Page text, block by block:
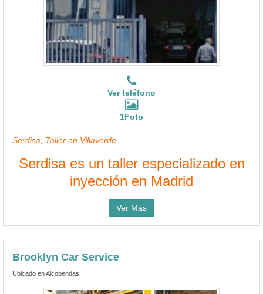
Ver teléfono
1Foto
Serdisa, Taller en Villaverde
Serdisa es un taller especializado en
inyección en Madrid
Ver Más
Brooklyn Car Service
Ubicado en Alcobendas